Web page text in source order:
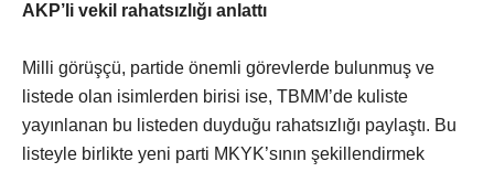
AKP’li vekil rahatsızlığı anlattı
Milli görüşçü, partide önemli görevlerde bulunmuş ve
listede olan isimlerden birisi ise, TBMM’de kuliste
yayınlanan bu listeden duyduğu rahatsızlığı paylaştı. Bu
listeyle birlikte yeni parti MKYK’sının şekillendirmek